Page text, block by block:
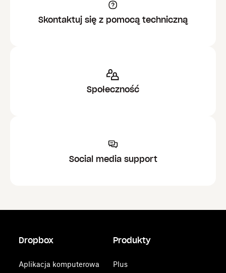
Skontaktuj się z pomocą techniczną
Społeczność
Social media support
Dropbox
Aplikacja komputerowa
Produkty
Plus